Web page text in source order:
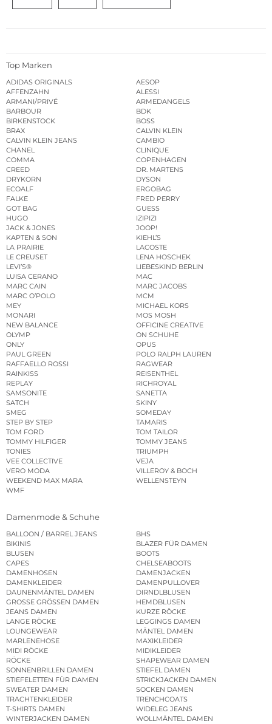
Top Marken
ADIDAS ORIGINALS
AESOP
AFFENZAHN
ALESSI
ARMANI/PRIVÉ
ARMEDANGELS
BARBOUR
BDK
BIRKENSTOCK
BOSS
BRAX
CALVIN KLEIN
CALVIN KLEIN JEANS
CAMBIO
CHANEL
CLINIQUE
COMMA
COPENHAGEN
CREED
DR. MARTENS
DRYKORN
DYSON
ECOALF
ERGOBAG
FALKE
FRED PERRY
GOT BAG
GUESS
HUGO
IZIPIZI
JACK & JONES
JOOP!
KAPTEN & SON
KIEHL’S
LA PRAIRIE
LACOSTE
LE CREUSET
LENA HOSCHEK
LEVI’S®
LIEBESKIND BERLIN
LUISA CERANO
MAC
MARC CAIN
MARC JACOBS
MARC O’POLO
MCM
MEY
MICHAEL KORS
MONARI
MOS MOSH
NEW BALANCE
OFFICINE CREATIVE
OLYMP
ON SCHUHE
ONLY
OPUS
PAUL GREEN
POLO RALPH LAUREN
RAFFAELLO ROSSI
RAGWEAR
RAINKISS
REISENTHEL
REPLAY
RICHROYAL
SAMSONITE
SANETTA
SATCH
SKINY
SMEG
SOMEDAY
STEP BY STEP
TAMARIS
TOM FORD
TOM TAILOR
TOMMY HILFIGER
TOMMY JEANS
TONIES
TRIUMPH
VEE COLLECTIVE
VEJA
VERO MODA
VILLEROY & BOCH
WEEKEND MAX MARA
WELLENSTEYN
WMF
Damenmode & Schuhe
BALLOON / BARREL JEANS
BHS
BIKINIS
BLAZER FÜR DAMEN
BLUSEN
BOOTS
CAPES
CHELSEABOOTS
DAMENHOSEN
DAMENJACKEN
DAMENKLEIDER
DAMENPULLOVER
DAUNENMÄNTEL DAMEN
DIRNDLBLUSEN
GROSSE GRÖSSEN DAMEN
HEMDBLUSEN
JEANS DAMEN
KURZE RÖCKE
LANGE RÖCKE
LEGGINGS DAMEN
LOUNGEWEAR
MÄNTEL DAMEN
MARLENEHOSE
MAXIKLEIDER
MIDI RÖCKE
MIDIKLEIDER
RÖCKE
SHAPEWEAR DAMEN
SONNENBRILLEN DAMEN
STIEFEL DAMEN
STIEFELETTEN FÜR DAMEN
STRICKJACKEN DAMEN
SWEATER DAMEN
SOCKEN DAMEN
TRACHTENKLEIDER
TRENCHCOATS
T-SHIRTS DAMEN
WIDELEG JEANS
WINTERJACKEN DAMEN
WOLLMÄNTEL DAMEN